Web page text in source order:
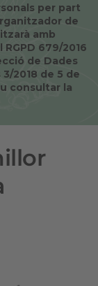
per part
de
amb
679/2016
de Dades
2018 de 5 de
consultar la